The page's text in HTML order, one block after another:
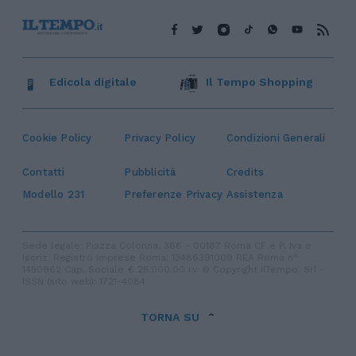
Cookie Policy Privacy Policy Condizioni Generali
Contatti Pubblicità
Credits
Modello 231
Preferenze Privacy Assistenza
Edicola digitale Il Tempo Shopping
TORNA SU